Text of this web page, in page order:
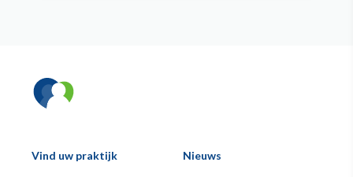
Vind uw praktijk Nieuws